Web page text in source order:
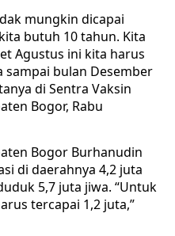
mungkin dicapai
butuh 10 tahun. Kita
Agustus ini kita harus
sampai bulan Desember
di Sentra Vaksin
Bogor, Rabu
Bogor Burhanudin
di daerahnya 4,2 juta
5,7 juta jiwa. “Untuk
tercapai 1,2 juta,”